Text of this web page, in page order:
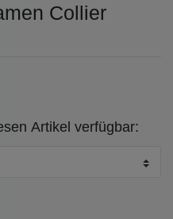
Collier
Artikel verfügbar: